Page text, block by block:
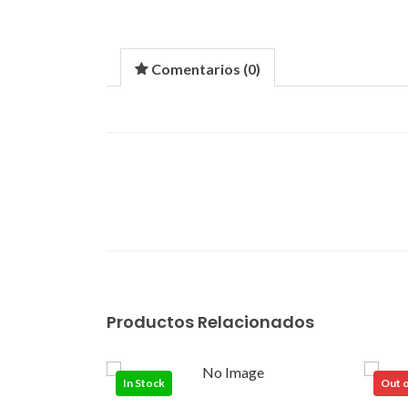
Comentarios (0)
Productos Relacionados
In Stock Out